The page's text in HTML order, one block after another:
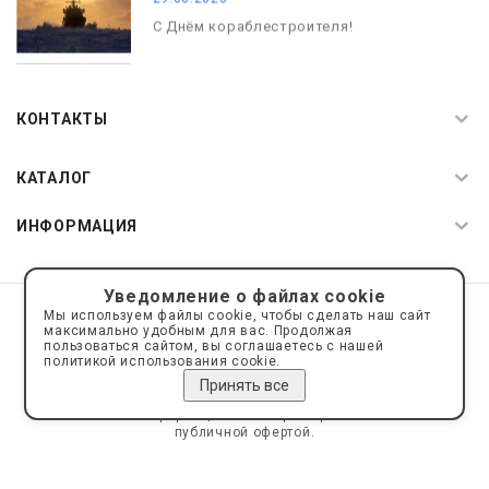
С Днём кораблестроителя!
КОНТАКТЫ
КАТАЛОГ
ИНФОРМАЦИЯ
© 2019—2026 Интернет пространство АкваРос
sale@a-ros.ru
Политика конфиденциальности
Политика обработки персональных данных
Сайт носит информационный характер и не является
публичной офертой.
Уведомление о файлах cookie
Мы используем файлы cookie, чтобы сделать наш сайт
максимально удобным для вас. Продолжая
пользоваться сайтом, вы соглашаетесь с нашей
политикой использования cookie.
Принять все